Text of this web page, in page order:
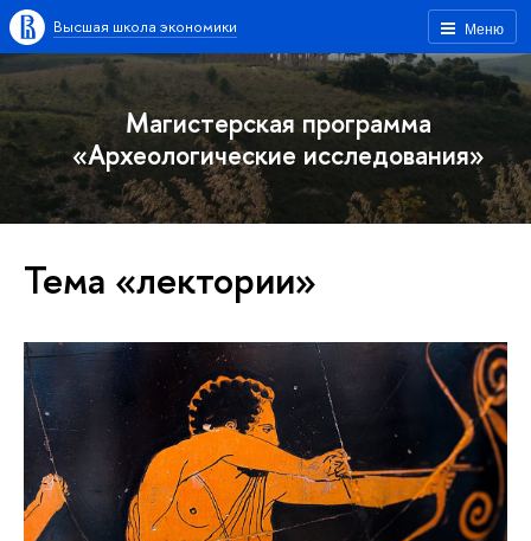
Меню
Высшая школа экономики
Магистерская программа
«Археологические исследования»
Тема «лектории»